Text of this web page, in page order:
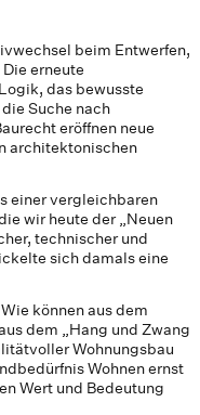
beim Entwerfen,
erneute
das bewusste
Suche nach
eröffnen neue
architektonischen
einer vergleichbaren
wir heute der „Neuen
technischer und
sich damals eine
können aus dem
dem „Hang und Zwang
Wohnungsbau
Wohnen ernst
Wert und Bedeutung